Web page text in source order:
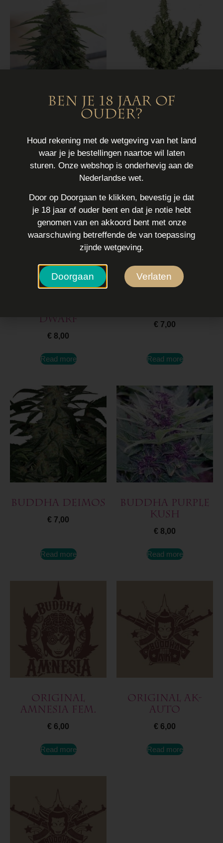
Buddha Syrup
Read more
Buddha
€7,00
Read more
Dwarf
€ 8,00
Read more
€ 7,00
Read more
Buddha Deimos
€ 7,00
Read more
Buddha Purple
Kush
€ 8,00
Read more
Original
Amnesia Fem.
€ 6,00
Read more
Original AK-
Auto
€ 6,00
Read more
Ben je 18 jaar of
ouder?
Houd rekening met de wetgeving van het land
waar je je bestellingen naartoe wil laten
sturen. Onze webshop is onderhevig aan de
Nederlandse wet.
Door op Doorgaan te klikken, bevestig je dat
je 18 jaar of ouder bent en dat je notie hebt
genomen van en akkoord bent met onze
waarschuwing betreffende de van toepassing
zijnde wetgeving.
Doorgaan Verlaten